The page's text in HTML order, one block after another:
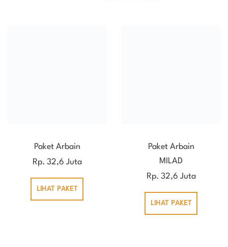
Paket Arbain
Rp. 32,6 Juta
LIHAT PAKET
Paket Arbain
MILAD
Rp. 32,6 Juta
LIHAT PAKET